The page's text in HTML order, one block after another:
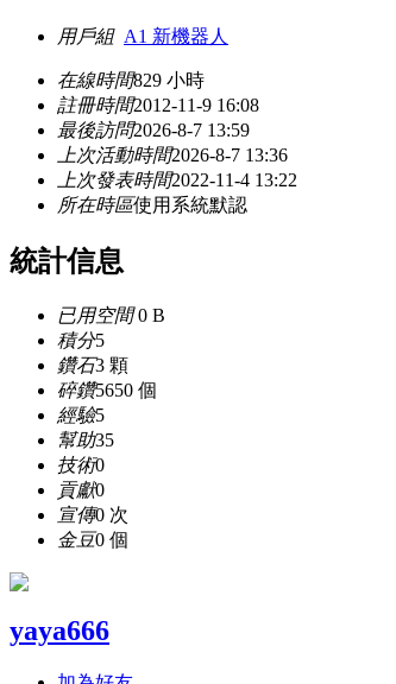
用戶組 A1 新機器人
在線時間829 小時
註冊時間2012-11-9 16:08
最後訪問2026-8-7 13:59
上次活動時間2026-8-7 13:36
上次發表時間2022-11-4 13:22
所在時區使用系統默認
統計信息
已用空間0 B
積分5
鑽石3 顆
碎鑽5650 個
經驗5
幫助35
技術0
貢獻0
宣傳0 次
金豆0 個
yaya666